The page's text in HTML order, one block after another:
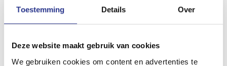
Toestemming Details Over
Deze website maakt gebruik van cookies
We gebruiken cookies om content en advertenties te
laadpas, verschijnt de melding op de display van het
gek dat dan het derde station niet meer genoeg elektriciteit
krijgt.